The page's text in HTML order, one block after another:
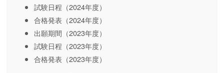
試験日程（2024年度）
合格発表（2024年度）
出願期間（2023年度）
試験日程（2023年度）
合格発表（2023年度）